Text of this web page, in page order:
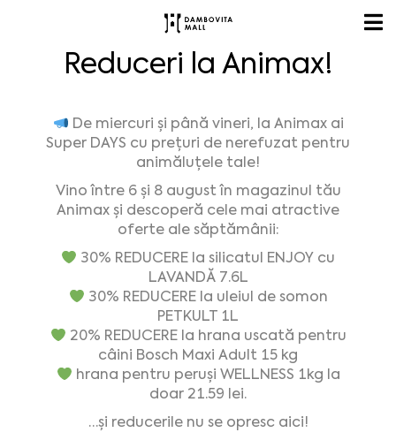
Reduceri la Animax!
De miercuri și până vineri, la Animax ai
Super DAYS cu prețuri de nerefuzat pentru
animăluțele tale!
Vino între 6 și 8 august în magazinul tău
Animax și descoperă cele mai atractive
oferte ale săptămânii:
30% REDUCERE la silicatul ENJOY cu
LAVANDĂ 7.6L
30% REDUCERE la uleiul de somon
PETKULT 1L
20% REDUCERE la hrana uscată pentru
câini Bosch Maxi Adult 15 kg
hrana pentru peruși WELLNESS 1kg la
doar 21.59 lei.
…și reducerile nu se opresc aici!